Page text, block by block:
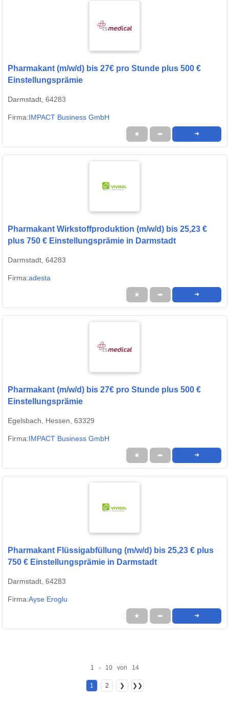
Pharmakant (m/w/d) bis 27€ pro Stunde plus 500 €
Einstellungsprämie
Darmstadt, 64283
Firma:IMPACT Business GmbH
★ ➦ ➜
Pharmakant Wirkstoffproduktion (m/w/d) bis 25,23 €
plus 750 € Einstellungsprämie in Darmstadt
Darmstadt, 64283
Firma:adesta
★ ➦ ➜
Pharmakant (m/w/d) bis 27€ pro Stunde plus 500 €
Einstellungsprämie
Egelsbach, Hessen, 63329
Firma:IMPACT Business GmbH
★ ➦ ➜
Pharmakant Flüssigabfüllung (m/w/d) bis 25,23 € plus
750 € Einstellungsprämie in Darmstadt
Darmstadt, 64283
Firma:Ayse Eroglu
★ ➦ ➜
1 - 10 von 14
1 2 ❯ ❯❯